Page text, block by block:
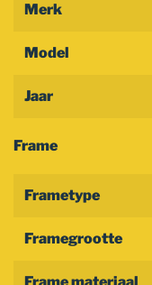
Merk
Model
Jaar
Frame
Frametype
Framegrootte